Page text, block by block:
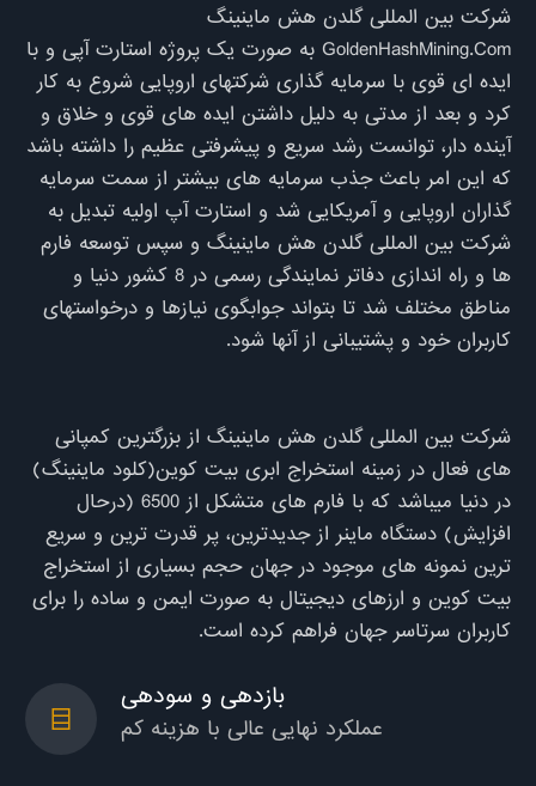
شرکت بین المللی گلدن هش ماینینگ
GoldenHashMining.Com به صورت یک پروژه استارت آپی و با
ایده ای قوی با سرمایه گذاری شرکتهای اروپایی شروع به کار
کرد و بعد از مدتی به دلیل داشتن ایده های قوی و خلاق و
آینده دار، توانست رشد سریع و پیشرفتی عظیم را داشته باشد
که این امر باعث جذب سرمایه های بیشتر از سمت سرمایه
گذاران اروپایی و آمریکایی شد و استارت آپ اولیه تبدیل به
شرکت بین المللی گلدن هش ماینینگ و سپس توسعه فارم
ها و راه اندازی دفاتر نمایندگی رسمی در 8 کشور دنیا و
مناطق مختلف شد تا بتواند جوابگوی نیازها و درخواستهای
شرکت بین المللی گلدن هش ماینینگ از بزرگترین کمپانی
های فعال در زمینه استخراج ابری بیت کوین(کلود ماینینگ)
در دنیا میباشد که با فارم های متشکل از 6500 (درحال
افزایش) دستگاه ماینر از جدیدترین، پر قدرت ترین و سریع
ترین نمونه های موجود در جهان حجم بسیاری از استخراج
بیت کوین و ارزهای دیجیتال به صورت ایمن و ساده را برای
کاربران سرتاسر جهان فراهم کرده است.
بازدهی و سودهی
عملکرد نهایی عالی با هزینه کم